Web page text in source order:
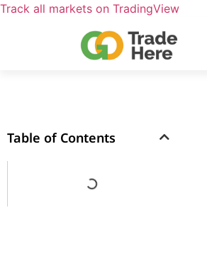
Track all markets on TradingView
Table of Contents